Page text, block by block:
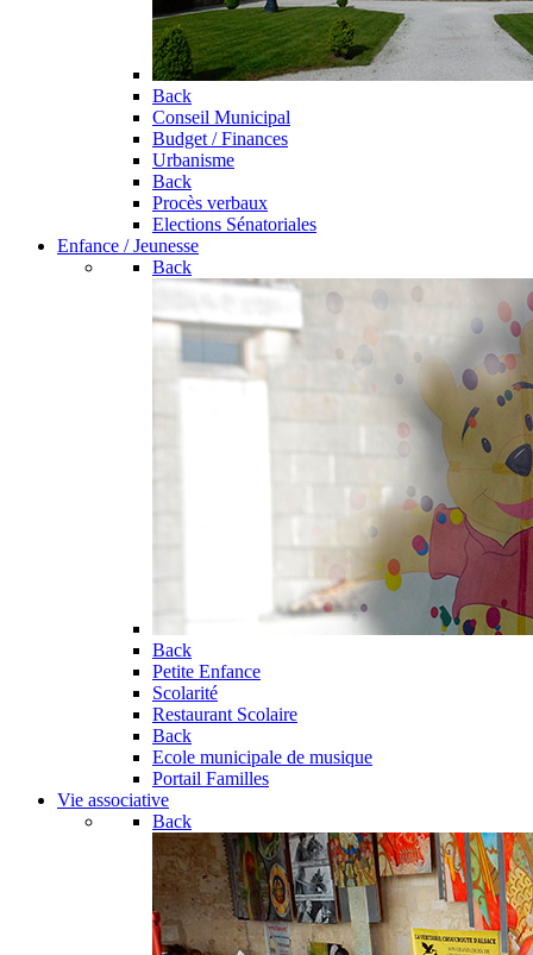
Back
Conseil Municipal
Budget / Finances
Urbanisme
Back
Procès verbaux
Elections Sénatoriales
Enfance / Jeunesse
Back
Back
Petite Enfance
Scolarité
Restaurant Scolaire
Back
Ecole municipale de musique
Portail Familles
Vie associative
Back